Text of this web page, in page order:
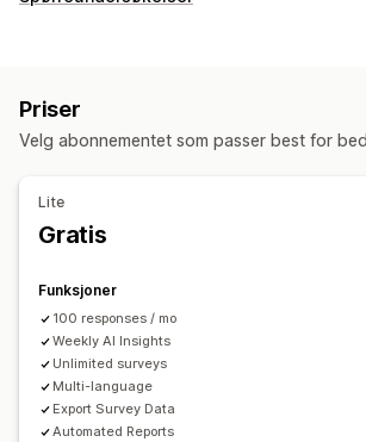
Markedsføring og salg
KI-innsikt
Kjøpssporing Forlatt
Analyse-instrumentbord
Tilpassede
Tilpassede rapporter
Dra-og-slipp-redigeringsverktøy
Filopplasting Maler Flere sider Popup-
NPS (Net Promoter Score)
Etter kjøp Attribusjon
Administrasjon av innsendelser
SMS E-postadresse
Kundesegmenter
Priser
Velg abonnementet som passer best for
Lite
Gratis
Funksjoner
100 responses / mo
Weekly AI Insights
Unlimited surveys
Multi-language
Export Survey Data
Automated Reports